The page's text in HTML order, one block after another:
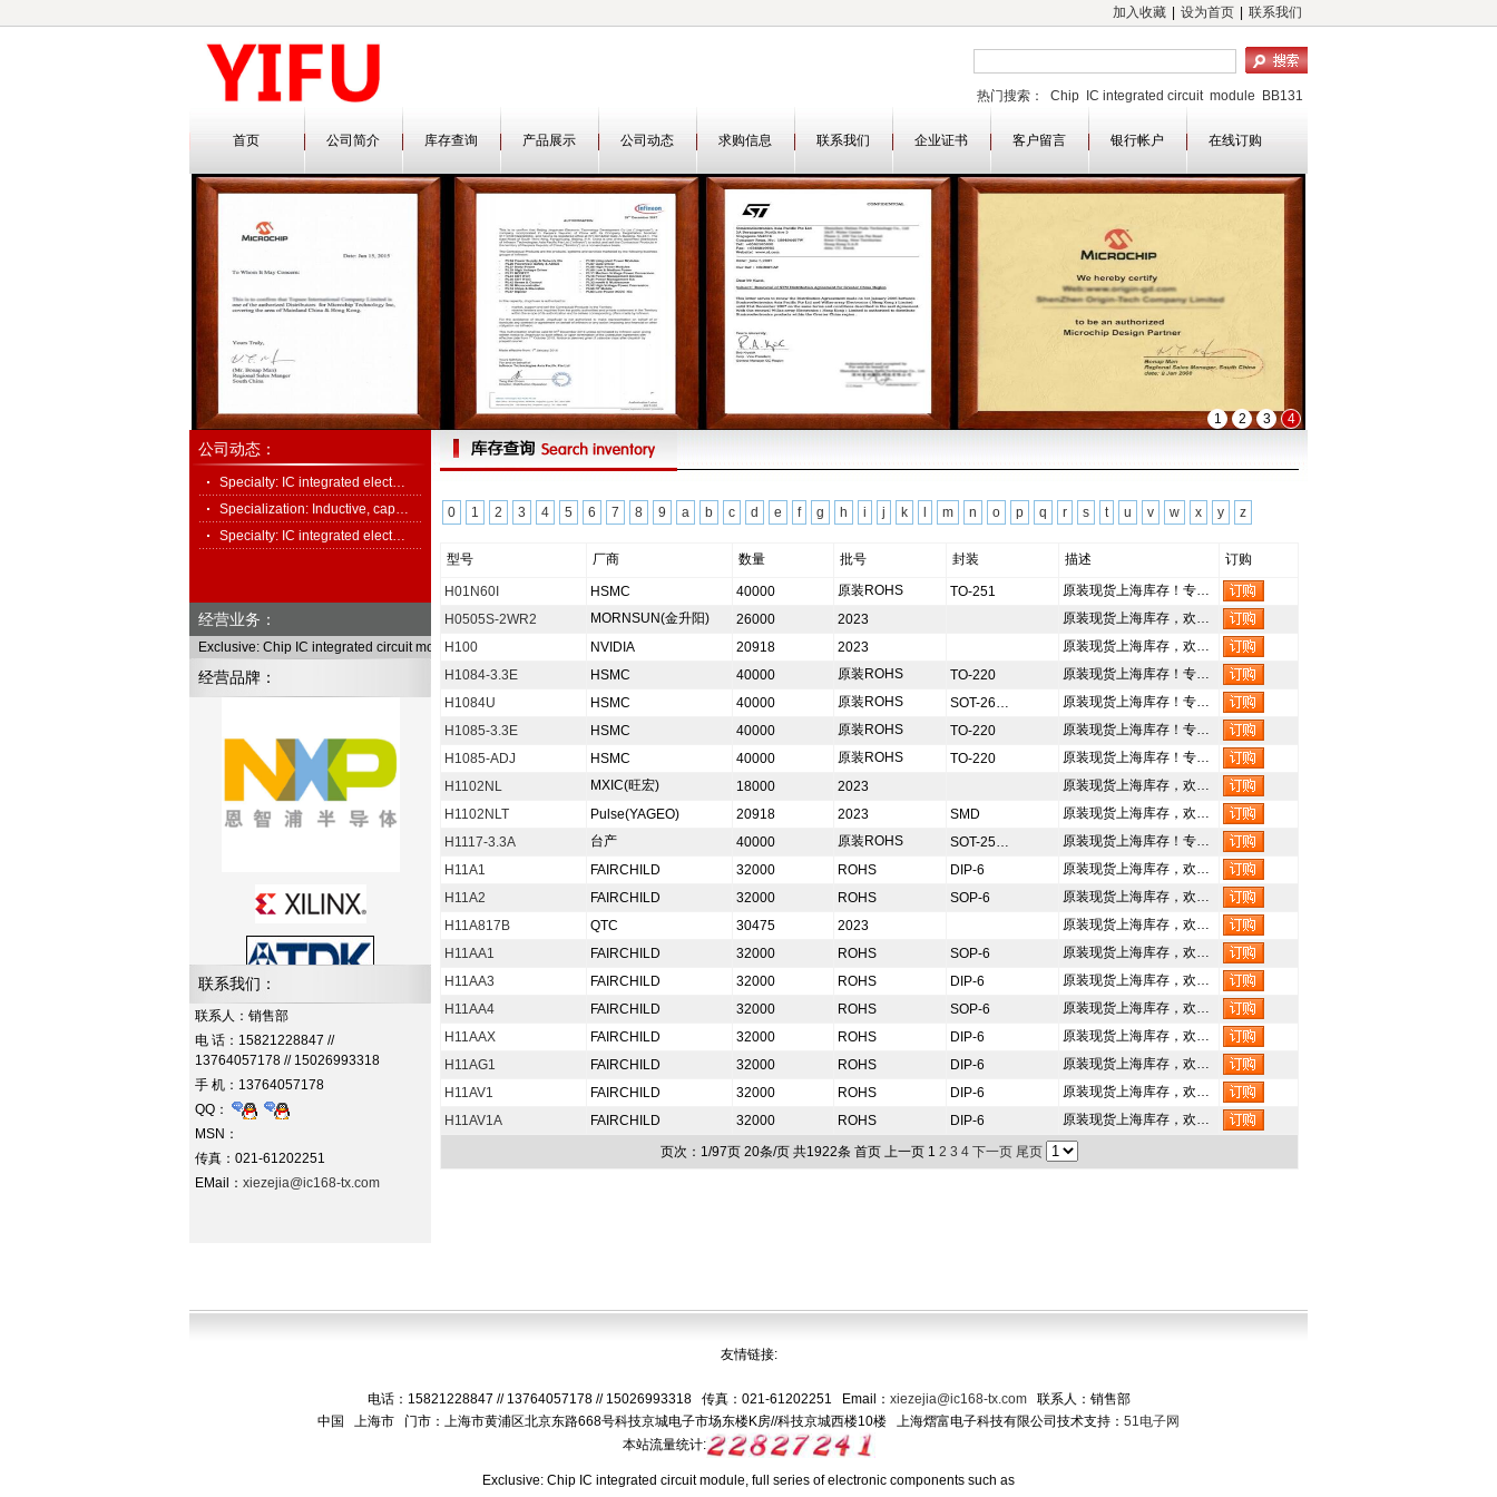
加入收藏 设为首页 联系我们
热门搜索： Chip IC integrated circuit module
BB131
LF353H
MC34182 MM1478FFBE
AT24C32CN-SH-T
XC4003A-6PQ100C
首页 公司简介 库存查询 产品展示 公司动态 求购信息 联系我们 企业证书 客户留言 银行帐户 在线订购
1 2 3 4
0 1 2 3 4 5 6 7 8 9 a b c d e f g h i j k m n o p q r s t u v w x y z
型号 厂商 数量 批号 封装 描述 订购
H01N60I HSMC 40000 原装ROHS TO-251
原装现货上海库存！专…
H0505S-2WR2
MORNSUN(金升阳) 26000 2023
原装现货上海库存，欢…
H100
NVIDIA 20918 2023
原装现货上海库存，欢…
H1084-3.3E
HSMC 40000 原装ROHS TO-220
原装现货上海库存！专…
H1084U
HSMC 40000 原装ROHS SOT-26…
原装现货上海库存！专…
H1085-3.3E
HSMC 40000 原装ROHS TO-220
原装现货上海库存！专…
H1085-ADJ
HSMC 40000 原装ROHS TO-220
原装现货上海库存！专…
H1102NL
MXIC(旺宏) 18000 2023
原装现货上海库存，欢…
H1102NLT
Pulse(YAGEO) 20918 2023 SMD
原装现货上海库存，欢…
H1117-3.3A
台产 40000 原装ROHS SOT-25…
原装现货上海库存！专…
H11A1
FAIRCHILD 32000 ROHS DIP-6
原装现货上海库存，欢…
H11A2
FAIRCHILD 32000 ROHS SOP-6
原装现货上海库存，欢…
H11A817B
QTC 30475 2023
原装现货上海库存，欢…
H11AA1
FAIRCHILD 32000 ROHS SOP-6
原装现货上海库存，欢…
H11AA3
FAIRCHILD 32000 ROHS DIP-6
原装现货上海库存，欢…
H11AA4
FAIRCHILD 32000 ROHS SOP-6
原装现货上海库存，欢…
H11AAX
FAIRCHILD 32000 ROHS DIP-6
原装现货上海库存，欢…
H11AG1
FAIRCHILD 32000 ROHS DIP-6
原装现货上海库存，欢…
H11AV1
FAIRCHILD 32000 ROHS DIP-6
原装现货上海库存，欢…
H11AV1A
FAIRCHILD 32000 ROHS DIP-6 原装现货上海库存，欢…
页次： 1/97页 20条/页 共1922条 首页 上一页 1 2 3 4 下一页 尾页
公司动态：
Specialty: IC integrated elect…
Specialization: Inductive, cap…
Specialty: IC integrated elect…
经营业务：
Exclusive: Chip IC integrated circuit module, full series of electronic components such as diodes and transistors
经营品牌：
联系我们：
联系人：销售部
电 话：15821228847 //
13764057178 // 15026993318
手 机：13764057178
QQ：
MSN：
传真：021-61202251
EMail： xiezejia@ic168-tx.com
友情链接:
电话：15821228847 // 13764057178 // 15026993318 传真：021-61202251 Email： xiezejia@ic168-tx.com联系人：销售部
中国 上海市 门市：上海市黄浦区北京东路668号科技京城电子市场东楼K房//科技京城西楼10楼 上海熠富电子科技有限公司 技术支持： 51电子网
本站流量统计:
Exclusive: Chip IC integrated circuit module, full series of electronic components such as